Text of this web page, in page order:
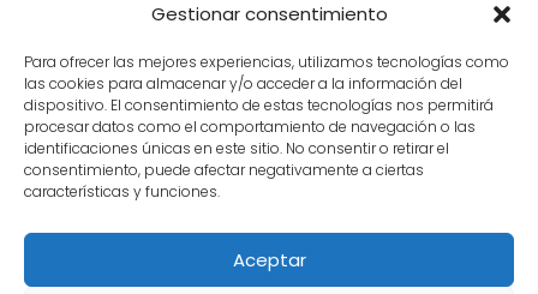
Gestionar consentimiento
Para ofrecer las mejores experiencias, utilizamos tecnologías como
las cookies para almacenar y/o acceder a la información del
dispositivo. El consentimiento de estas tecnologías nos permitirá
procesar datos como el comportamiento de navegación o las
identificaciones únicas en este sitio. No consentir o retirar el
consentimiento, puede afectar negativamente a ciertas
características y funciones.
Aceptar
Añadas, crianza y guarda
Bodegas y marcas de
Comprar vino
Rioja y guías de regalo
Cultura del vino y
curiosidades
Enoturismo en Rioja
Maridajes y vino en la mesa
Tiendas de vino por
ciudades
Tipos de Rioja y clasificación
bodegas por área